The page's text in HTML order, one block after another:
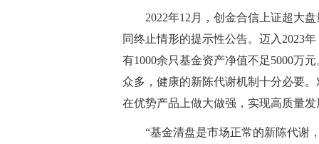
2022年12月，创金合信上证超大
同终止情形的提示性公告。迈入2023
有1000余只基金资产净值不足5000万
众多，健康的新陈代谢机制十分必要
在优势产品上做大做强，实现高质量发
“基金清盘是市场正常的新陈代谢